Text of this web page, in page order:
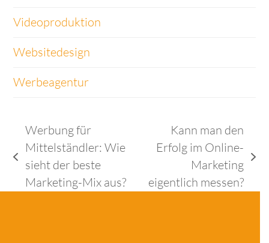
Videoproduktion
Websitedesign
Werbeagentur
vorheriger
Beitrag:
Werbung für
Mittelständler: Wie
sieht der beste
Marketing-Mix aus?
Nächster
Beitrag:
Kann man den
Erfolg im Online-
Marketing
eigentlich messen?